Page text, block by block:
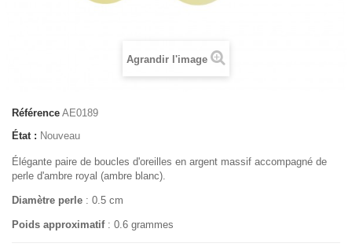
Agrandir l'image
Référence AE0189
État : Nouveau
Élégante paire de boucles d'oreilles en argent massif accompagné de
perle d'ambre royal (ambre blanc).
Diamètre perle : 0.5 cm
Poids approximatif : 0.6 grammes